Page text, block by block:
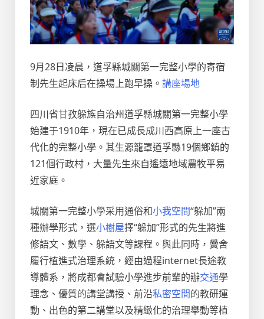
9月28日凌晨，道孚縣城關第一完整小學的寄宿
制先生起床后在操場上跑早操。 講座場地
四川省甘孜躲族自治州道孚縣城關第一完整小學
始建于1910年，現在已成長成川西高原上一座古
代化的完整小學。其生源籠罩道孚縣19個鄉鎮的
121個行政村，大量先生來自遙遠地域農牧平易
近家庭。
城關第一完整小學采用通俗和小我空間“躲加”兩
種辦學形式，選小樹屋擇“躲加”形式的先生將進
修語文、數學、躲語文等課程。與此同時，黌舍
履行植進式治理系統，經由過程internet長途教
導體系，將成都會試驗小學進步前輩的辦交通學
理念、優質的講堂講授、前沿私密空間的教研運
動、出色的第二講堂以及精緻化的治理舉動等植